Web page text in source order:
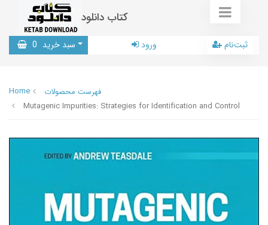
کتاب دانلود
سبد خرید 0 ورود ثبت‌نام
Home
فهرست محصولات
Mutagenic Impurities: Strategies for Identification and Control